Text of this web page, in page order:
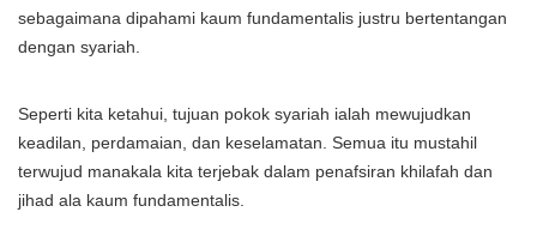
sebagaimana dipahami kaum fundamentalis justru bertentangan
dengan syariah.
Seperti kita ketahui, tujuan pokok syariah ialah mewujudkan
keadilan, perdamaian, dan keselamatan. Semua itu mustahil
terwujud manakala kita terjebak dalam penafsiran khilafah dan
jihad ala kaum fundamentalis.